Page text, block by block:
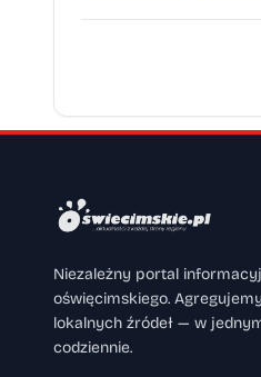
Niezależny portal
oświęcimskiego.
lokalnych źródeł — w
codziennie.